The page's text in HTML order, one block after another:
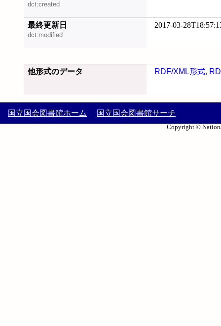
dct:created
最終更新日
dct:modified
2017-03-
他形式のデータ RDF/XML形式,
国立国会図書館ホーム 国立国会図書館サーチ
Copyright ©